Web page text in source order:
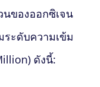
นของออกซิเจน
ระดับความเข้ม
ดังนี้: